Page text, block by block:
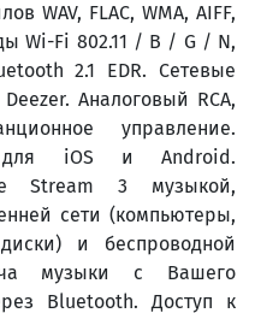
WAV, FLAC, WMA, AIFF,
Wi-Fi 802.11 / B / G / N,
2.1 EDR. Сетевые
Аналоговый RCA,
управление.
для iOS и Android.
Stream 3 музыкой,
сети (компьютеры,
и беспроводной
музыки с Вашего
Bluetooth. Доступ к